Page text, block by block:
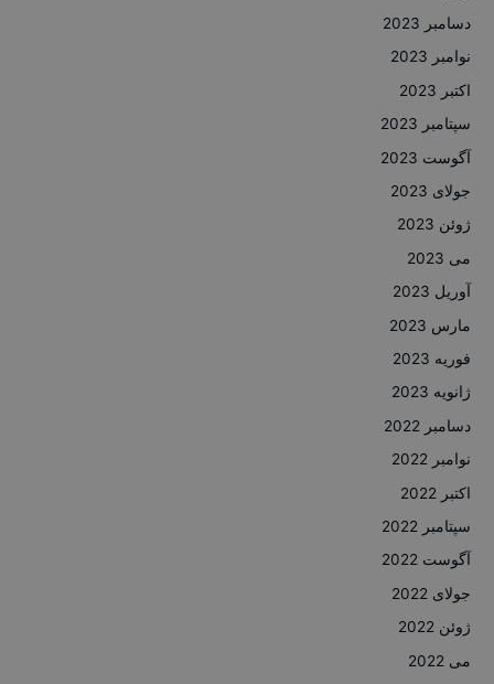
دسامبر 2023
نوامبر 2023
اکتبر 2023
سپتامبر 2023
آگوست 2023
جولای 2023
ژوئن 2023
می 2023
آوریل 2023
مارس 2023
فوریه 2023
ژانویه 2023
دسامبر 2022
نوامبر 2022
اکتبر 2022
سپتامبر 2022
آگوست 2022
جولای 2022
ژوئن 2022
می 2022